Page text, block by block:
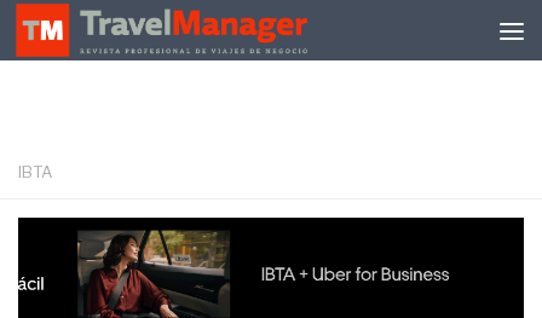
Debajo del contenido
IBTA